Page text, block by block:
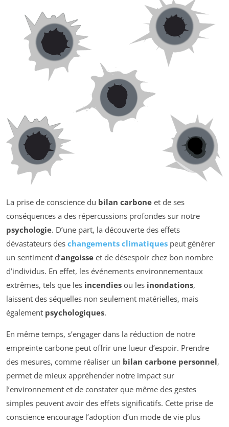
La prise de conscience du bilan carbone et de ses
conséquences a des répercussions profondes sur notre
psychologie. D’une part, la découverte des effets
dévastateurs des changements climatiques peut générer
un sentiment d’angoisse et de désespoir chez bon nombre
d’individus. En effet, les événements environnementaux
extrêmes, tels que les incendies ou les inondations,
laissent des séquelles non seulement matérielles, mais
également psychologiques.
En même temps, s’engager dans la réduction de notre
empreinte carbone peut offrir une lueur d’espoir. Prendre
des mesures, comme réaliser un bilan carbone personnel,
permet de mieux appréhender notre impact sur
l’environnement et de constater que même des gestes
simples peuvent avoir des effets significatifs. Cette prise de
conscience encourage l’adoption d’un mode de vie plus